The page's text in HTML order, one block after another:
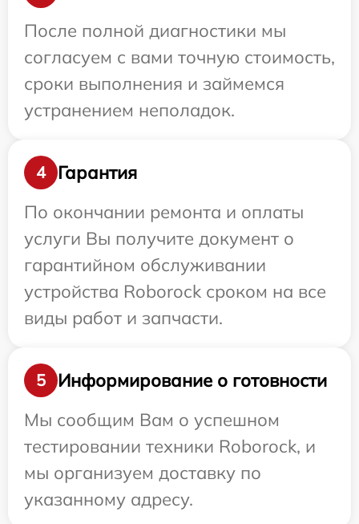
После полной диагностики мы
согласуем с вами точную стоимость,
сроки выполнения и займемся
устранением неполадок.
4
Гарантия
По окончании ремонта и оплаты
услуги Вы получите документ о
гарантийном обслуживании
устройства Roborock сроком на все
виды работ и запчасти.
5
Информирование о готовности
Мы сообщим Вам о успешном
тестировании техники Roborock, и
мы организуем доставку по
указанному адресу.